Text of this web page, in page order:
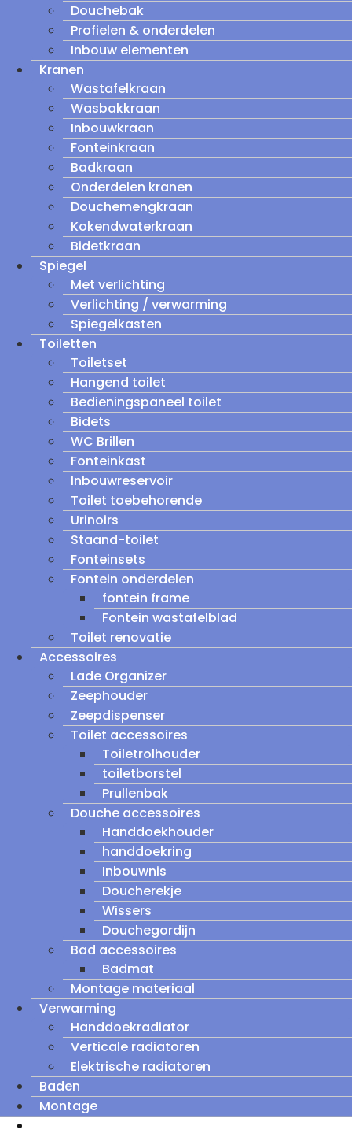
Douchebak
Profielen & onderdelen
Inbouw elementen
Kranen
Wastafelkraan
Wasbakkraan
Inbouwkraan
Fonteinkraan
Badkraan
Onderdelen kranen
Douchemengkraan
Kokendwaterkraan
Bidetkraan
Spiegel
Met verlichting
Verlichting / verwarming
Spiegelkasten
Toiletten
Toiletset
Hangend toilet
Bedieningspaneel toilet
Bidets
WC Brillen
Fonteinkast
Inbouwreservoir
Toilet toebehorende
Urinoirs
Staand-toilet
Fonteinsets
Fontein onderdelen
fontein frame
Fontein wastafelblad
Toilet renovatie
Accessoires
Lade Organizer
Zeephouder
Zeepdispenser
Toilet accessoires
Toiletrolhouder
toiletborstel
Prullenbak
Douche accessoires
Handdoekhouder
handdoekring
Inbouwnis
Doucherekje
Wissers
Douchegordijn
Bad accessoires
Badmat
Montage materiaal
Verwarming
Handdoekradiator
Verticale radiatoren
Elektrische radiatoren
Baden
Montage